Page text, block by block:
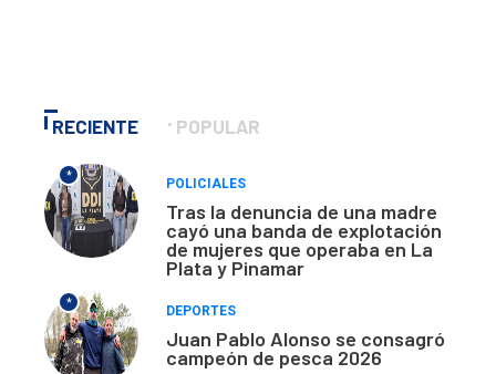
RECIENTE POPULAR
*
POLICIALES
Tras la denuncia de una madre
cayó una banda de explotación
de mujeres que operaba en La
Plata y Pinamar
*
DEPORTES
Juan Pablo Alonso se consagró
campeón de pesca 2026